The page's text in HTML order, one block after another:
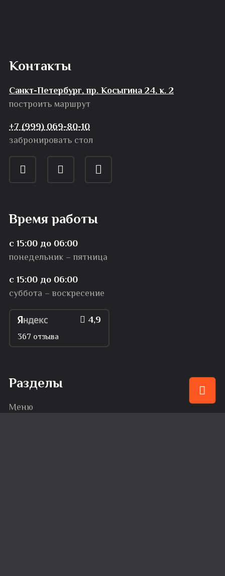
Контакты
Санкт-Петербург, пр. Косыгина 24, к. 2
построить маршрут
+7 (999) 069-80-10
забронировать стол
Время работы
с 15:00 до 06:00
понедельник – пятница
с 15:00 до 06:00
суббота – воскресение
4,9
367 отзыва
Разделы
Меню